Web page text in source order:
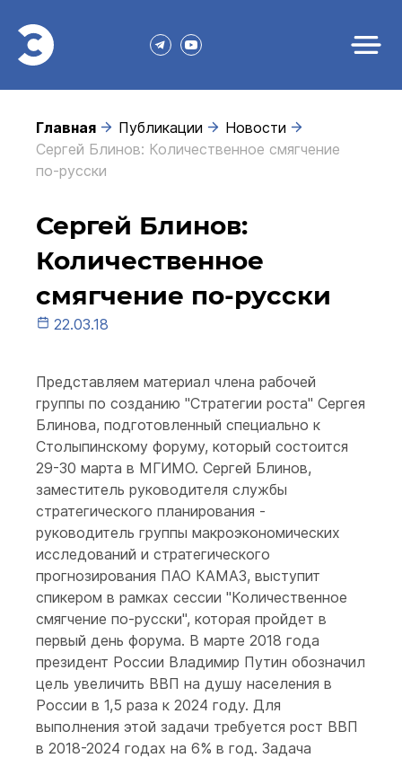
Главная Публикации
Новости
Сергей Блинов: Количественное смягчение
по-русски
Сергей Блинов:
Количественное
смягчение по-русски
22.03.18
Представляем материал члена рабочей
группы по созданию "Стратегии роста" Сергея
Блинова, подготовленный специально к
Столыпинскому форуму, который состоится
29-30 марта в МГИМО. Сергей Блинов,
заместитель руководителя службы
стратегического планирования -
руководитель группы макроэкономических
исследований и стратегического
прогнозирования ПАО КАМАЗ, выступит
спикером в рамках сессии "Количественное
смягчение по-русски", которая пройдет в
первый день форума. В марте 2018 года
президент России Владимир Путин обозначил
цель увеличить ВВП на душу населения в
России в 1,5 раза к 2024 году. Для
выполнения этой задачи требуется рост ВВП
в 2018-2024 годах на 6% в год. Задача